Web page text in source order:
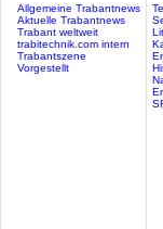
Allgemeine Trabantnews
Aktuelle Trabantnews
Trabant weltweit
trabitechnik.com intern
Trabantszene
Vorgestellt